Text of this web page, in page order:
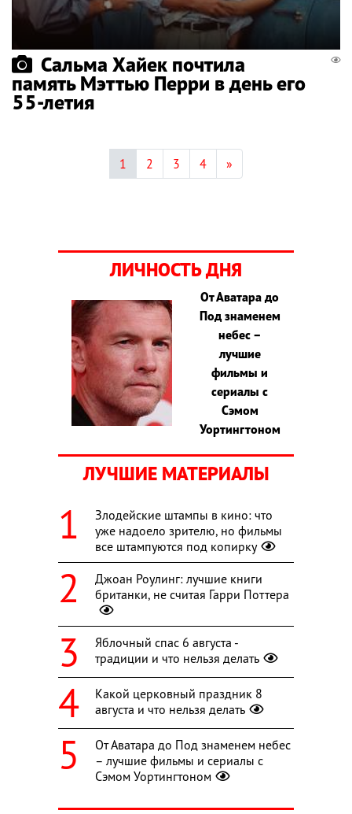
Сальма Хайек почтила
память Мэттью Перри в день его
55-летия
1 2 3 4 »
ЛИЧНОСТЬ ДНЯ
От Аватара до
Под знаменем
небес –
лучшие
фильмы и
сериалы с
Сэмом
Уортингтоном
ЛУЧШИЕ МАТЕРИАЛЫ
Злодейские штампы в кино: что
уже надоело зрителю, но фильмы
все штампуются под копирку
Джоан Роулинг: лучшие книги
британки, не считая Гарри Поттера
Яблочный спас 6 августа -
традиции и что нельзя делать
Какой церковный праздник 8
августа и что нельзя делать
От Аватара до Под знаменем небес
– лучшие фильмы и сериалы с
Сэмом Уортингтоном